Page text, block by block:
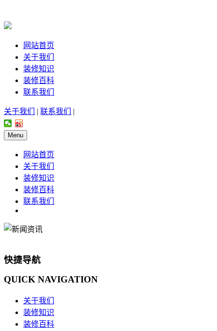
网站首页
关于我们
装修知识
装修百科
联系我们
关于我们 | 联系我们 |
Menu
网站首页
关于我们
装修知识
装修百科
联系我们
快捷导航
QUICK NAVIGATION
关于我们
装修知识
装修百科